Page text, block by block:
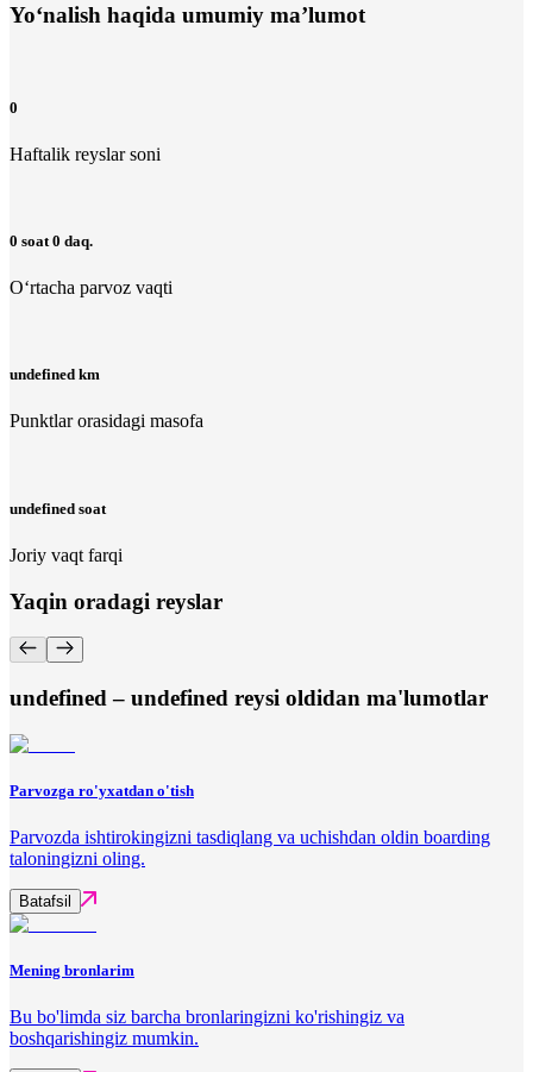
Yo‘nalish haqida umumiy ma’lumot
0
Haftalik reyslar soni
0 soat 0 daq.
O‘rtacha parvoz vaqti
undefined km
Punktlar orasidagi masofa
undefined soat
Joriy vaqt farqi
Yaqin oradagi reyslar
undefined – undefined reysi oldidan ma'lumotlar
Parvozga ro'yxatdan o'tish
Parvozda ishtirokingizni tasdiqlang va uchishdan oldin boarding
taloningizni oling.
Batafsil
Mening bronlarim
Bu bo'limda siz barcha bronlaringizni ko'rishingiz va
boshqarishingiz mumkin.